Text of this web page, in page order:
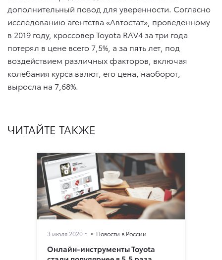
дополнительный повод для уверенности. Согласно
исследованию агентства «Автостат», проведенному
в 2019 году, кроссовер Toyota RAV4 за три года
потерял в цене всего 7,5%, а за пять лет, под
воздействием различных факторов, включая
колебания курса валют, его цена, наоборот,
выросла на 7,68%.
ЧИТАЙТЕ ТАКЖЕ
3 июля 2020 г. Новости в России
Онлайн-инструменты Toyota